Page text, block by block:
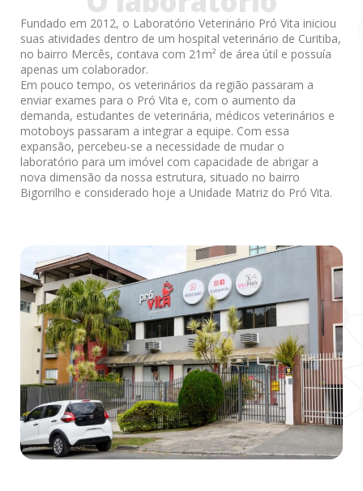
Fundado em 2012, o Laboratório Veterinário Pró Vita iniciou
suas atividades dentro de um hospital veterinário de Curitiba,
no bairro Mercês, contava com 21m² de área útil e possuía
apenas um colaborador.
Em pouco tempo, os veterinários da região passaram a
enviar exames para o Pró Vita e, com o aumento da
demanda, estudantes de veterinária, médicos veterinários e
motoboys passaram a integrar a equipe. Com essa
expansão, percebeu-se a necessidade de mudar o
laboratório para um imóvel com capacidade de abrigar a
nova dimensão da nossa estrutura, situado no bairro
Bigorrilho e considerado hoje a Unidade Matriz do Pró Vita.